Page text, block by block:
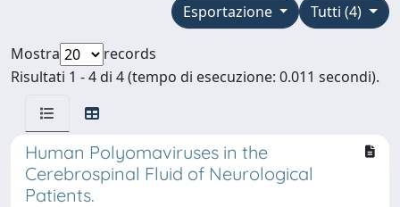
Tutti (4)
Esportazione
Mostra
records
Risultati 1 - 4 di 4 (tempo di esecuzione: 0.011 secondi).
Human Polyomaviruses in the
Cerebrospinal Fluid of Neurological
Patients.